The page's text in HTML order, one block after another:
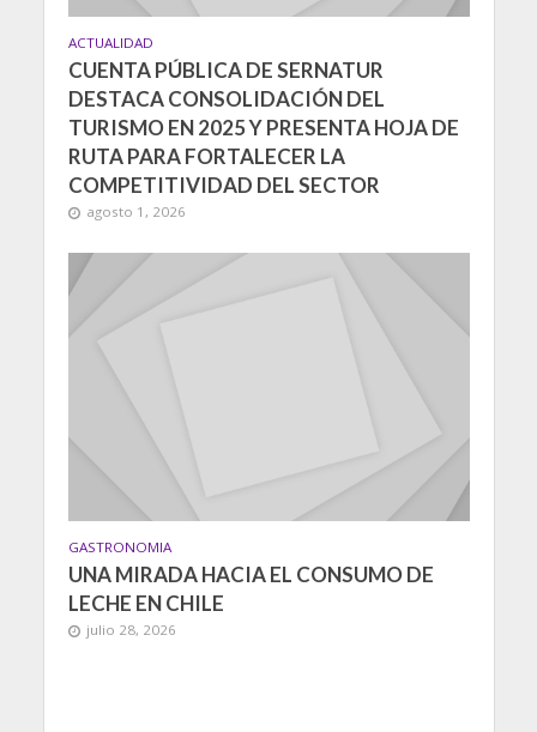
ACTUALIDAD
CUENTA PÚBLICA DE SERNATUR
DESTACA CONSOLIDACIÓN DEL
TURISMO EN 2025 Y PRESENTA HOJA DE
RUTA PARA FORTALECER LA
COMPETITIVIDAD DEL SECTOR
agosto 1, 2026
GASTRONOMIA
UNA MIRADA HACIA EL CONSUMO DE
LECHE EN CHILE
julio 28, 2026